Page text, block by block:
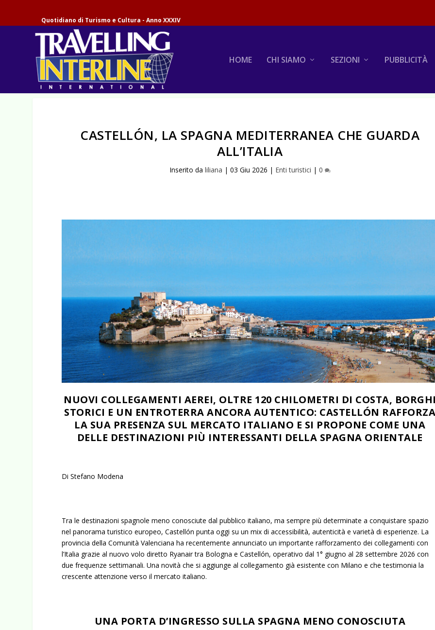
Quotidiano di Turismo e Cultura - Anno XXXIV
HOME CHI SIAMO SEZIONI PUBBLICITÀ
CASTELLÓN, LA SPAGNA MEDITERRANEA CHE GUARDA
ALL’ITALIA
Inserito da liliana | 03 Giu 2026 | Enti turistici | 0
NUOVI COLLEGAMENTI AEREI, OLTRE 120 CHILOMETRI DI COSTA,
STORICI E UN ENTROTERRA ANCORA AUTENTICO: CASTELLÓN
LA SUA PRESENZA SUL MERCATO ITALIANO E SI PROPONE COME UNA
DELLE DESTINAZIONI PIÙ INTERESSANTI DELLA SPAGNA ORIENTALE
Di Stefano Modena
Tra le destinazioni spagnole meno conosciute dal pubblico italiano, ma sempre più determinate a conquistare spazio
nel panorama turistico europeo, Castellón punta oggi su un mix di accessibilità, autenticità e varietà di esperienze. La
provincia della Comunità Valenciana ha recentemente annunciato un importante rafforzamento dei collegamenti con
l’Italia grazie al nuovo volo diretto Ryanair tra Bologna e Castellón, operativo dal 1° giugno al 28 settembre 2026 con
due frequenze settimanali. Una novità che si aggiunge al collegamento già esistente con Milano e che testimonia la
crescente attenzione verso il mercato italiano.
UNA PORTA D’INGRESSO SULLA SPAGNA MENO CONOSCIUTA